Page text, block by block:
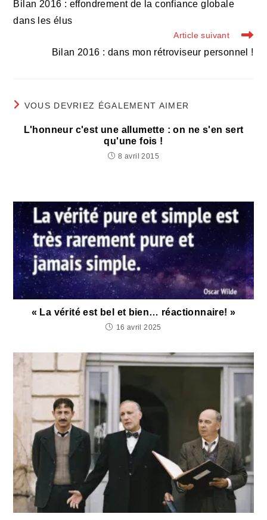
Bilan 2016 : effondrement de la confiance globale
dans les élus
Article suivant
Bilan 2016 : dans mon rétroviseur personnel !
VOUS DEVRIEZ ÉGALEMENT AIMER
L'honneur c'est une allumette : on ne s'en sert
qu'une fois !
8 avril 2015
« La vérité est bel et bien… réactionnaire! »
16 avril 2025